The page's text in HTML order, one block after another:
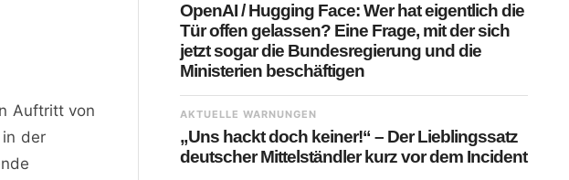
Auftritt von
in der
OpenAI / Hugging Face: Wer hat eigentlich die
Tür offen gelassen? Eine Frage, mit der sich
jetzt sogar die Bundesregierung und die
Ministerien beschäftigen
AKTUELLE WARNUNGEN
„Uns hackt doch keiner!“ – Der Lieblingssatz
deutscher Mittelständler kurz vor dem Incident